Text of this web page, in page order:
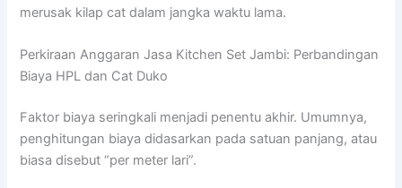
merusak kilap cat dalam jangka waktu lama.
Perkiraan Anggaran Jasa Kitchen Set Jambi: Perbandingan
Biaya HPL dan Cat Duko
Faktor biaya seringkali menjadi penentu akhir. Umumnya,
penghitungan biaya didasarkan pada satuan panjang, atau
biasa disebut “per meter lari”.